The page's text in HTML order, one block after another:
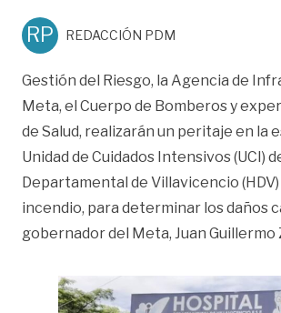
RP REDACCIÓN PDM
Gestión del Riesgo, la Agencia de
Meta, el Cuerpo de Bomberos y
de Salud, realizarán un peritaje en la
Unidad de Cuidados Intensivos (UCI)
Departamental de Villavicencio
incendio, para determinar los daños
gobernador del Meta, Juan Guillermo